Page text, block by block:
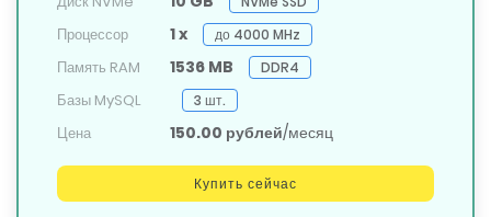
Процессор 1 x до 4000 MHz
Память RAM 1536 MB DDR4
Базы MySQL 3 шт.
Цена 150.00 рублей/месяц
Купить сейчас